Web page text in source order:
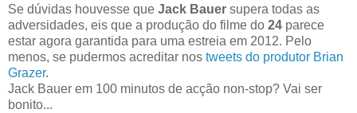
Se dúvidas houvesse que Jack Bauer supera todas as
adversidades, eis que a produção do filme do 24 parece
estar agora garantida para uma estreia em 2012. Pelo
menos, se pudermos acreditar nos tweets do produtor Brian
Grazer.
Jack Bauer em 100 minutos de acção non-stop? Vai ser
bonito...